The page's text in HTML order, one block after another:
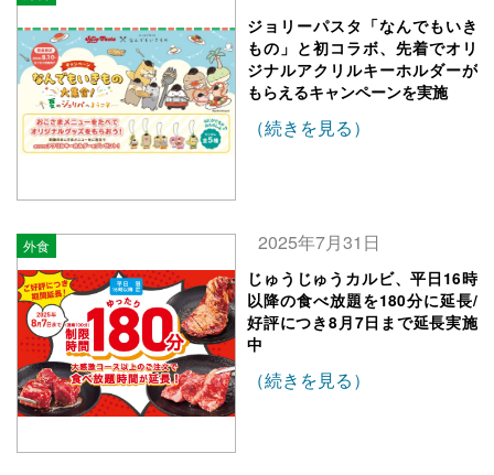
ジョリーパスタ「なんでもいき
もの」と初コラボ、先着でオリ
ジナルアクリルキーホルダーが
もらえるキャンペーンを実施
（続きを見る）
外食 2025年7月31日
じゅうじゅうカルビ、平日16時
以降の食べ放題を180分に延長/
好評につき8月7日まで延長実施
中
（続きを見る）